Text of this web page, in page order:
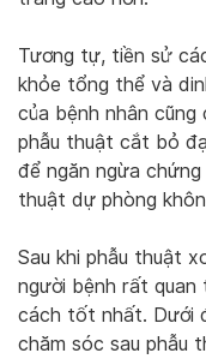
Tương tự, tiền sử
khỏe tổng thể và
của bệnh nhân
phẫu thuật cắt bỏ
để ngăn ngừa
thuật dự phòng
Sau khi phẫu thuật
người bệnh rất
cách tốt nhất. Dưới
chăm sóc sau phẫu